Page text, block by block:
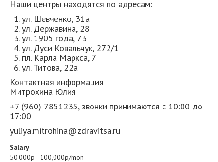
Наши центры находятся по адресам:
ул. Шевченко, 31а
ул. Державина, 28
ул. 1905 года, 73
ул. Дуси Ковальчук, 272/1
пл. Карла Маркса, 7
ул. Титова, 22а
Контактная информация
Митрохина Юлия
+7 (960) 7851235,звонки принимаются с 10:00 до
17:00
yuliya.mitrohina@zdravitsa.ru
Salary
50,000р - 100,000р/mon